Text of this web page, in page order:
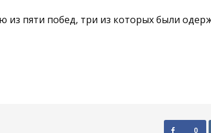
из пяти побед, три из которых были
0